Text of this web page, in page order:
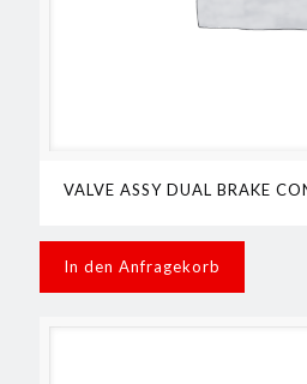
VALVE ASSY DUAL BRAKE
In den Anfragekorb